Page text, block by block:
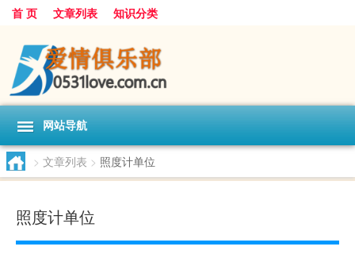
首 页 文章列表 知识分类
网站导航
> 文章列表 > 照度计单位
照度计单位